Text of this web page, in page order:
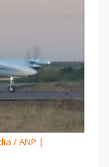
/ ANP |